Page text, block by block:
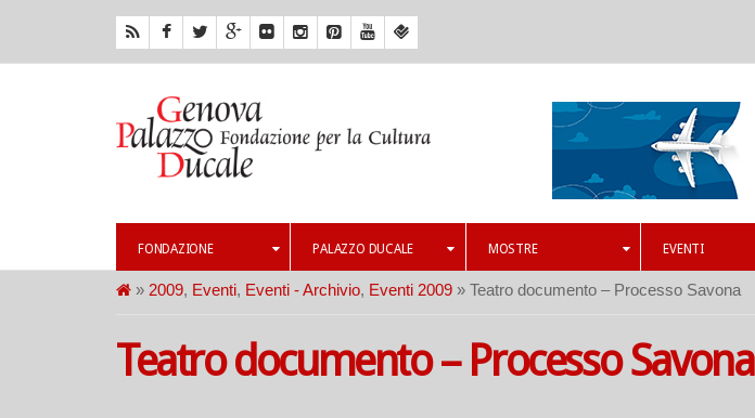
FONDAZIONE PALAZZO DUCALE MOSTRE EVENTI
» 2009, Eventi, Eventi - Archivio, Eventi 2009 » Teatro documento – Processo Savona
Teatro documento – Processo Savona